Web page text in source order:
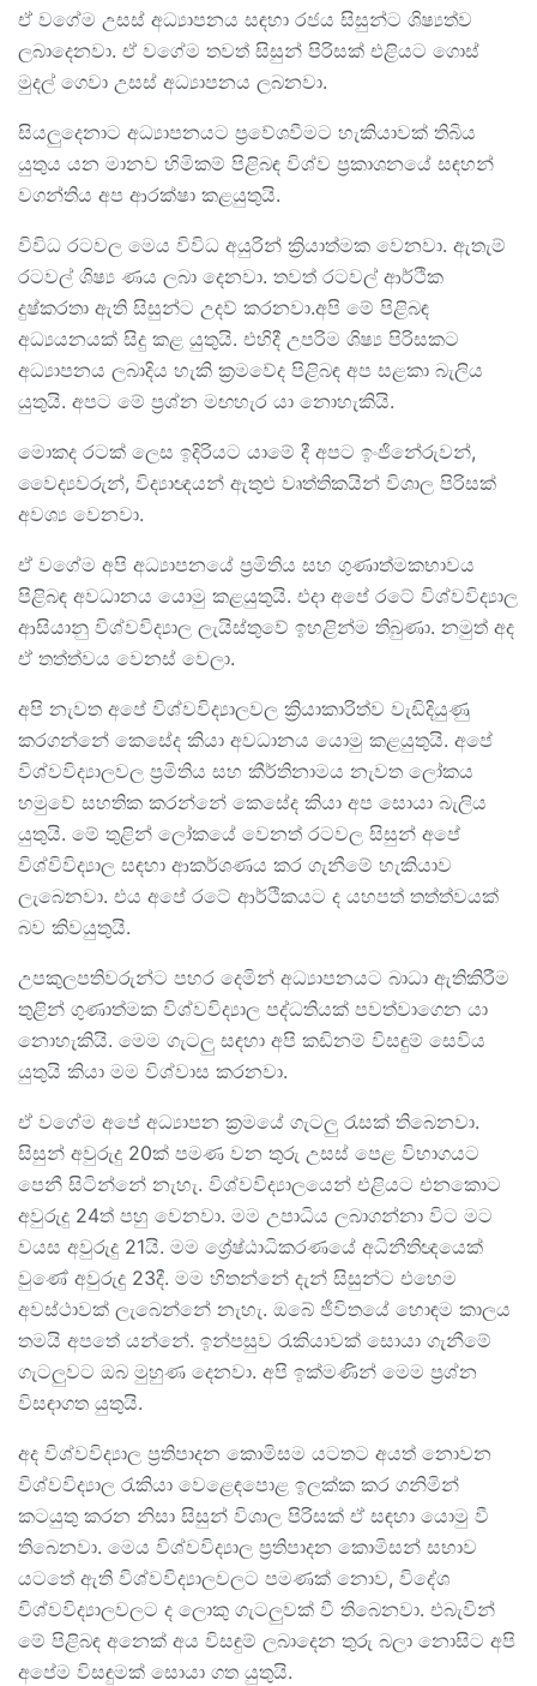
ඒ වගේම උසස් අධ්‍යාපනය සඳහා රජය සිසුන්ට ශිෂ්‍යත්ව
ලබාදෙනවා. ඒ වගේම තවත් සිසුන් පිරිසක් එළියට ගොස්
මුදල් ගෙවා උසස් අධ්‍යාපනය ලබනවා.
සියලුදෙනාට අධ්‍යාපනයට ප්‍රවේශවීමට හැකියාවක් තිබිය
යුතුය යන මානව හිමිකම් පිළිබඳ විශ්ව ප්‍රකාශනයේ සඳහන්
වගන්තිය අප ආරක්ෂා කළයුතුයි.
විවිධ රටවල මෙය විවිධ අයුරින් ක්‍රියාත්මක වෙනවා. ඇතැම්
රටවල් ශිෂ්‍ය ණය ලබා දෙනවා. තවත් රටවල් ආර්ථික
දුෂ්කරතා ඇති සිසුන්ට උදව් කරනවා.අපි මේ පිළිබඳ
අධ්‍යයනයක් සිදු කළ යුතුයි. එහිදී උපරිම ශිෂ්‍ය පිරිසකට
අධ්‍යාපනය ලබාදිය හැකි ක්‍රමවේද පිළිබඳ අප සළකා බැලිය
යුතුයි. අපට මේ ප්‍රශ්න මඟහැර යා නොහැකියි.
මොකද රටක් ලෙස ඉදිරියට යාමේ දී අපට ඉංජිනේරුවන්,
වෛද්‍යවරුන්, විද්‍යාඥයන් ඇතුළු වෘත්තිකයින් විශාල පිරිසක්
අවශ්‍ය වෙනවා.
ඒ වගේම අපි අධ්‍යාපනයේ ප්‍රමිතිය සහ ගුණාත්මකභාවය
පිළිබඳ අවධානය යොමු කළයුතුයි. එදා අපේ රටේ විශ්වවිද්‍යාල
ආසියානු විශ්වවිද්‍යාල ලැයිස්තුවේ ඉහළින්ම තිබුණා. නමුත් අද
ඒ තත්ත්වය වෙනස් වෙලා.
අපි නැවත අපේ විශ්වවිද්‍යාලවල ක්‍රියාකාරිත්ව වැඩිදියුණු
කරගන්නේ කෙසේද කියා අවධානය යොමු කළයුතුයි. අපේ
විශ්වවිද්‍යාලවල ප්‍රමිතිය සහ කීර්තිනාමය නැවත ලෝකය
හමුවේ සහතික කරන්නේ කෙසේද කියා අප සොයා බැලිය
යුතුයි. මේ තුළින් ලෝකයේ වෙනත් රටවල සිසුන් අපේ
විශ්විවිද්‍යාල සඳහා ආකර්ශණය කර ගැනීමේ හැකියාව
ලැබෙනවා. එය අපේ රටේ ආර්ථිකයට ද යහපත් තත්ත්වයක්
බව කිවයුතුයි.
උපකුලපතිවරුන්ට පහර දෙමින් අධ්‍යාපනයට බාධා ඇතිකිරීම
තුළින් ගුණාත්මක විශ්වවිද්‍යාල පද්ධතියක් පවත්වාගෙන යා
නොහැකියි. මෙම ගැටලු සඳහා අපි කඩිනම් විසඳුම් සෙවිය
යුතුයි කියා මම විශ්වාස කරනවා.
ඒ වගේම අපේ අධ්‍යාපන ක්‍රමයේ ගැටලු රැසක් තිබෙනවා.
සිසුන් අවුරුදු 20ක් පමණ වන තුරු උසස් පෙළ විභාගයට
පෙනී සිටින්නේ නැහැ. විශ්වවිද්‍යාලයෙන් එළියට එනකොට
අවුරුදු 24ත් පහු වෙනවා. මම උපාධිය ලබාගන්නා විට මට
වයස අවුරුදු 21යි. මම ශ්‍රේෂ්ඨාධිකරණයේ අධිනීතිඥයෙක්
වුණේ අවුරුදු 23දී. මම හිතන්නේ දැන් සිසුන්ට එහෙම
අවස්ථාවක් ලැබෙන්නේ නැහැ. ඔබේ ජීවිතයේ හොඳම කාලය
තමයි අපතේ යන්නේ. ඉන්පසුව රැකියාවක් සොයා ගැනීමේ
ගැටලුවට ඔබ මුහුණ දෙනවා. අපි ඉක්මණින් මෙම ප්‍රශ්න
විසඳාගත යුතුයි.
අද විශ්වවිද්‍යාල ප්‍රතිපාදන කොමිසම යටතට අයත් නොවන
විශ්වවිද්‍යාල රැකියා වෙළෙඳපොළ ඉලක්ක කර ගනිමින්
කටයුතු කරන නිසා සිසුන් විශාල පිරිසක් ඒ සඳහා යොමු වී
තිබෙනවා. මෙය විශ්වවිද්‍යාල ප්‍රතිපාදන කොමිසන් සභාව
යටතේ ඇති විශ්වවිද්‍යාලවලට පමණක් නොව, විදේශ
විශ්වවිද්‍යාලවලට ද ලොකු ගැටලුවක් වී තිබෙනවා. එබැවින්
මේ පිළිබඳ අනෙක් අය විසඳුම් ලබාදෙන තුරු බලා නොසිට අපි
අපේම විසඳුමක් සොයා ගත යුතුයි.